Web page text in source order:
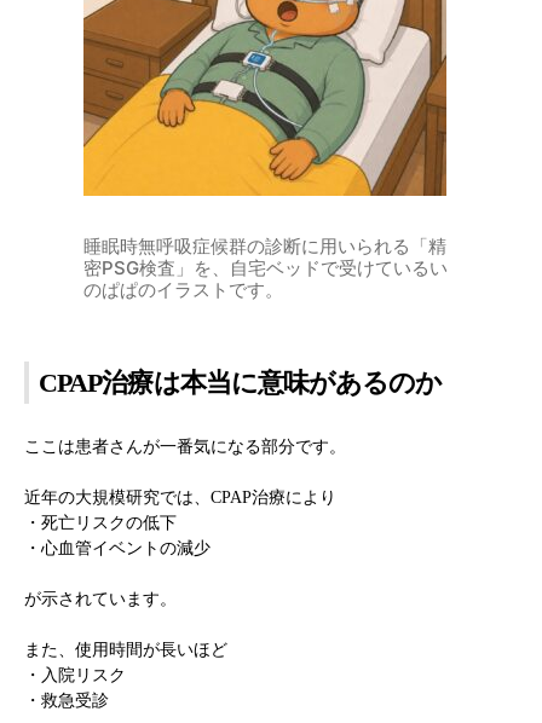
睡眠時無呼吸症候群の診断に用いられる「精
密PSG検査」を、自宅ベッドで受けているい
のぱぱのイラストです。
CPAP治療は本当に意味があるのか
ここは患者さんが一番気になる部分です。
近年の大規模研究では、CPAP治療により
・死亡リスクの低下
・心血管イベントの減少
が示されています。
また、使用時間が長いほど
・入院リスク
・救急受診